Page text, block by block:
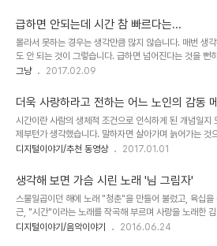
되돌아보니 까마득하..
은 그보다 더한 것이 없지 싶습니다. 구체적으로 일일이 거
도 좋은 것이 넘쳐나는 시대에 살고 있습니다. 무엇을 먼저
것인가? 들을 것인가? 쓸 것인가? 상황에 따라 성격은 다
모든 건 시간의 문제로 연결됩니다. 시간과 공간 속에 제
세상의 구조 속에서 너무도 당연한 얘기겠지만 말이죠. 말
에서 선택을 하는 것에 더 많은..
급하면 안되는데 시간 참 빠르다는...
몰라서 못하는 경우는 생각만큼 많지 않습니다. 매번 생각
도 안 되는 것이 그렇습니다. 급하면 넘어진다는 것을 뻔
급한 상황을 극구 만드는 이유는 뭔지... 뭐~! 그렇다고 일
니다. 뭔가 제대로 하려고 하면 준비가 필요합니다. 바로
이 있는가 하면 그렇지 않은 것도 많죠. 아마 대부분은 일
할 수 있는 시간이 필수일 것이라고 생각합니다. 그래야만
대로 이어질 수 있다고 보기 때문입니다. 그런데, 그런 조
떨어지는 상황도 현실에선 드물기만 합니다. 그래서 관계
상의 왜곡된 구조에서는 엄..
그냥 2017.02.09
더욱 사랑하라고 전하는 어느 노인의 감동
시간이란 사람의 생체적 조건으로 인식하게 된 개념일지
제부턴가 생각했습니다. 말하자면 살아가며 늙어가는 것
향으로의 흐름이 존재한다고 어렴풋하나마 생각하게 된 것
리 중요하지 않다고 봅니다. 좋아질 것이라는 기대가 영원
지 않는 희망 고문일 수밖에 없는 현실에서는 더더욱 그렇
만 복잡한 것을 거부하는 것과는 달리 많은 이들은 자연
시간의 개념을 자연 이치나 진리와 같이 받아들이고 살아
와 다를 것이 없어 보여도 당장 1월 1일인 오늘을 기준으로
디지털이야기/추천 동영상 2017.01.01
생각해 보면 가슴 시린 노래 '님 그림자'
스물일곱이던 해에 노래 "청춘"을 만들어 불렀고, 육십을
근, "시간"이라는 노래를 작곡해 부르며 사랑을 노래한
정작 나이가 들고 나니 사랑을 하는(일방적이고, 아픈) 마
디지털이야기/음악이야기 2016.06.24